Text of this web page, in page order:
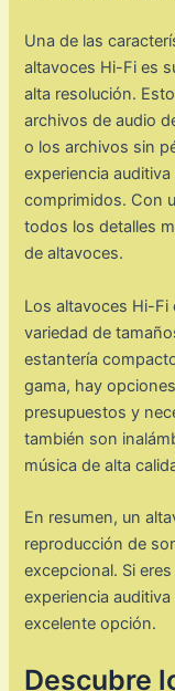
Una de las
altavoces Hi-Fi es
alta resolución.
archivos de audio
o los archivos sin
experiencia
comprimidos. Con
todos los detalles
de altavoces.
Los altavoces Hi-Fi
variedad de
estantería
gama, hay
presupuestos y
también son
música de alta
En resumen, un
reproducción de
excepcional. Si
experiencia
excelente opción.
Descubre